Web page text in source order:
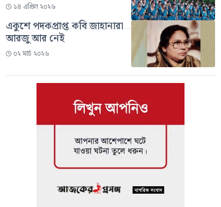
১৪ এপ্রিল ২০২৬
একুশে পদকপ্রাপ্ত কবি জাহানারা
আরজু আর নেই
০২ মার্চ ২০২৬